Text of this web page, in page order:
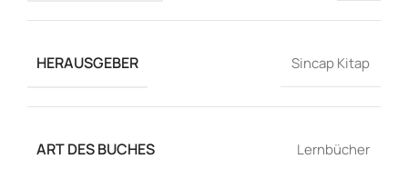
HERAUSGEBER Sincap Kitap
ART DES BUCHES Lernbücher